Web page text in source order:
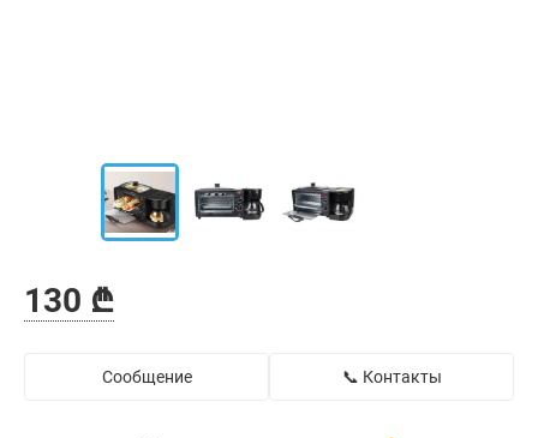
130 ₾
Сообщение 📞 Контакты